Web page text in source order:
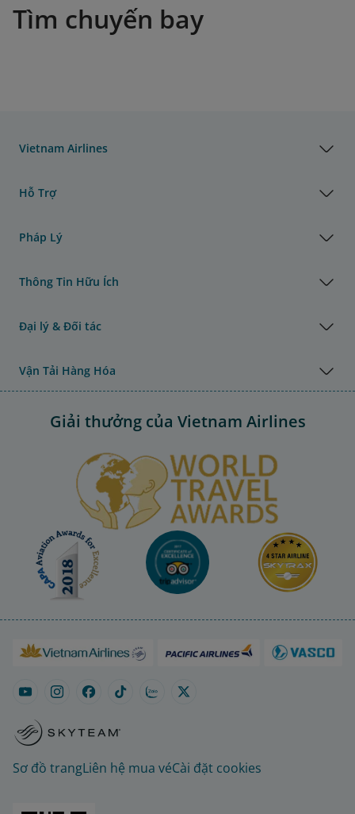
Tìm chuyến bay
Vietnam Airlines
Hỗ Trợ
Pháp Lý
Thông Tin Hữu Ích
Đại lý & Đối tác
Vận Tải Hàng Hóa
Giải thưởng của Vietnam Airlines
Sơ đồ trangLiên hệ mua véCài đặt cookies